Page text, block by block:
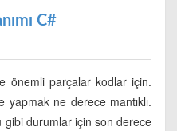
C#
önemli parçalar kodlar için.
ne derece mantıklı.
gibi durumlar için son derece